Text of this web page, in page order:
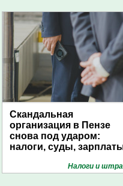
Скандальная
организация в Пензе
снова под ударом:
налоги, суды,
Налоги и